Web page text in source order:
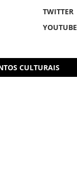
TWITTER
YOUTUBE
CULTURAIS